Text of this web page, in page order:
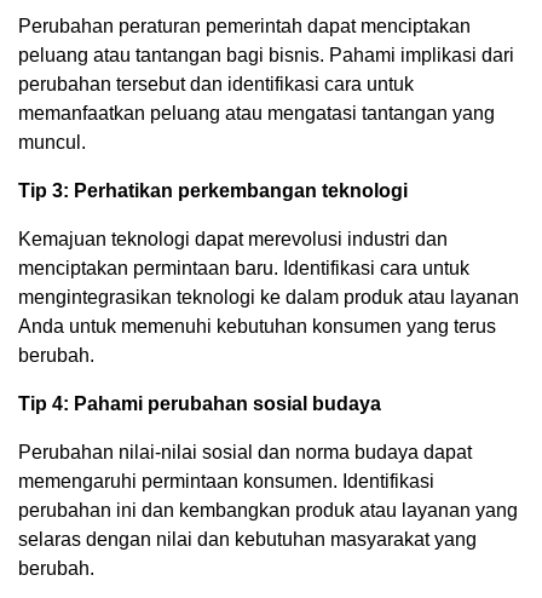
Perubahan peraturan pemerintah dapat menciptakan
peluang atau tantangan bagi bisnis. Pahami implikasi dari
perubahan tersebut dan identifikasi cara untuk
memanfaatkan peluang atau mengatasi tantangan yang
muncul.
Tip 3: Perhatikan perkembangan teknologi
Kemajuan teknologi dapat merevolusi industri dan
menciptakan permintaan baru. Identifikasi cara untuk
mengintegrasikan teknologi ke dalam produk atau layanan
Anda untuk memenuhi kebutuhan konsumen yang terus
berubah.
Tip 4: Pahami perubahan sosial budaya
Perubahan nilai-nilai sosial dan norma budaya dapat
memengaruhi permintaan konsumen. Identifikasi
perubahan ini dan kembangkan produk atau layanan yang
selaras dengan nilai dan kebutuhan masyarakat yang
berubah.